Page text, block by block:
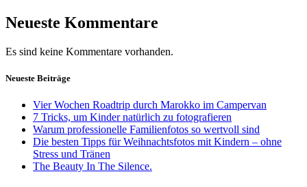
Neueste Kommentare
Es sind keine Kommentare vorhanden.
Neueste Beiträge
Vier Wochen Roadtrip durch Marokko im Campervan
7 Tricks, um Kinder natürlich zu fotografieren
Warum professionelle Familienfotos so wertvoll sind
Die besten Tipps für Weihnachtsfotos mit Kindern – ohne
Stress und Tränen
The Beauty In The Silence.